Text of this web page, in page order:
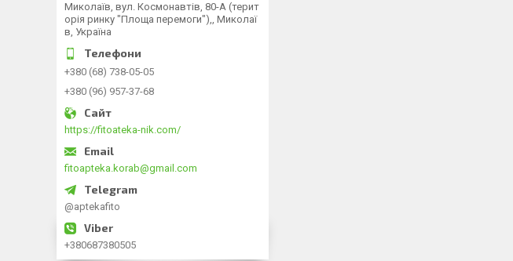
Миколаїв, вул. Космонавтів, 80-А (терит
орія ринку "Площа перемоги"),, Миколаї
в, Україна
+380 (68) 738-05-05
+380 (96) 957-37-68
https://fitoateka-nik.com/
fitoapteka.korab@gmail.com
@aptekafito
+380687380505